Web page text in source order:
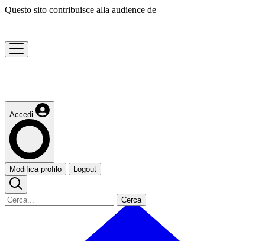
Questo sito contribuisce alla audience de
Accedi
Modifica profilo Logout
Cerca